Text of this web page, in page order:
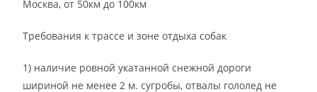
Москва, от 50км до 100км
Требования к трассе и зоне отдыха собак
1) наличие ровной укатанной снежной дороги
шириной не менее 2 м. сугробы, отвалы гололед не